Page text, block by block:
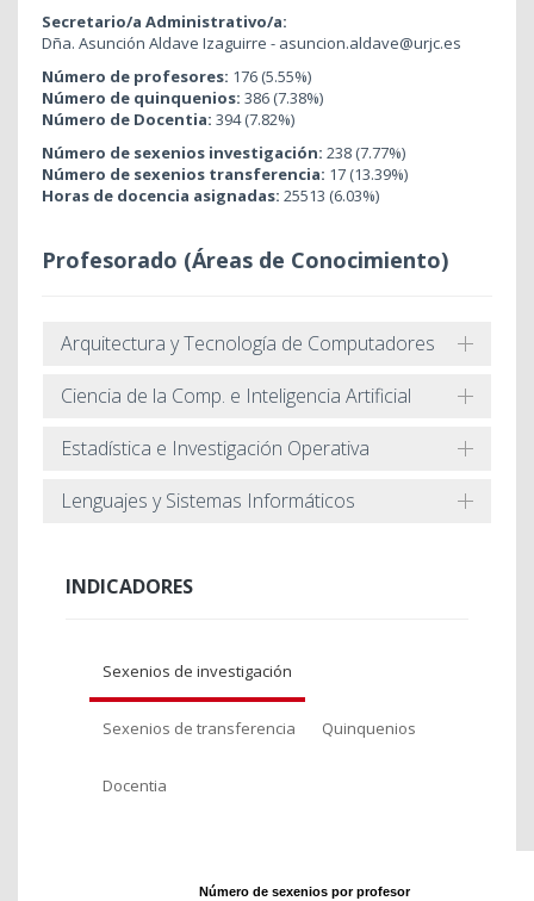
Secretario/a Administrativo/a:
Dña. Asunción Aldave Izaguirre - asuncion.aldave@urjc.es
Número de profesores: 176 (5.55%)
Número de quinquenios: 386 (7.38%)
Número de Docentia: 394 (7.82%)
Número de sexenios investigación: 238 (7.77%)
Número de sexenios transferencia: 17 (13.39%)
Horas de docencia asignadas: 25513 (6.03%)
Profesorado (Áreas de Conocimiento)
Arquitectura y Tecnología de Computadores
Ciencia de la Comp. e Inteligencia Artificial
Estadística e Investigación Operativa
Lenguajes y Sistemas Informáticos
INDICADORES
Sexenios de investigación
Sexenios de transferencia Quinquenios
Docentia
Número de sexenios por profesor